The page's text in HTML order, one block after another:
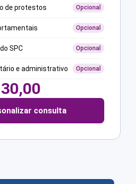
de protestos Opcional
Opcional
SPC Opcional
e administrativo Opcional
30,00
consulta